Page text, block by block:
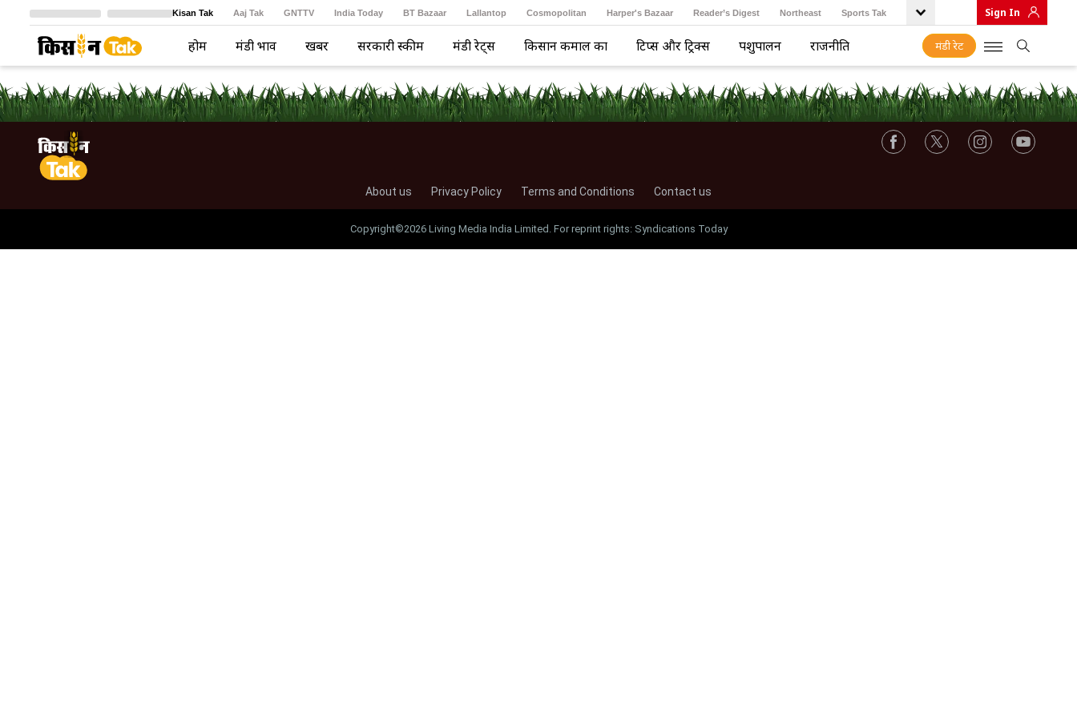
Kisan Tak Aaj Tak GNTTV India Today BT Bazaar Lallantop Cosmopolitan Harper's Bazaar Reader’s Digest Northeast Sports Tak
Crime Tak Astro Tak
Sign In
होम मंडी भाव खबरें सरकारी स्कीम मंडी रेट्स किसान कमाल का टिप्स और ट्रिक्स पशुपालन राजनीति मंडी रेट
About us Privacy Policy Terms and Conditions Contact us
Copyright©2026 Living Media India Limited. For reprint rights: Syndications Today